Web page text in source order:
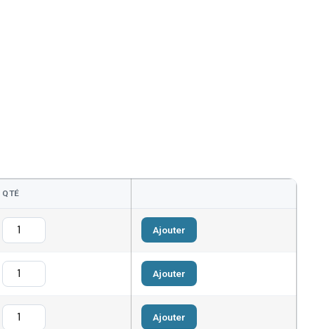
QTÉ
Ajouter
Ajouter
Ajouter